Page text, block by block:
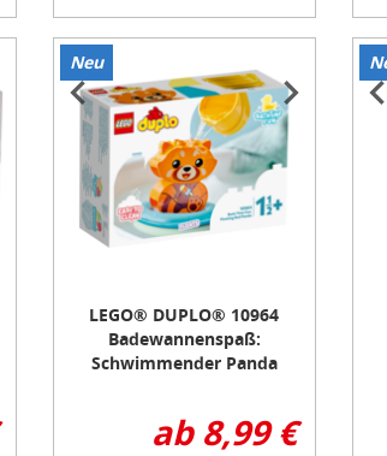
Neu
Item
LEGO® DUPLO® 10964
Badewannenspaß:
Schwimmender Panda
ab 8,99 €